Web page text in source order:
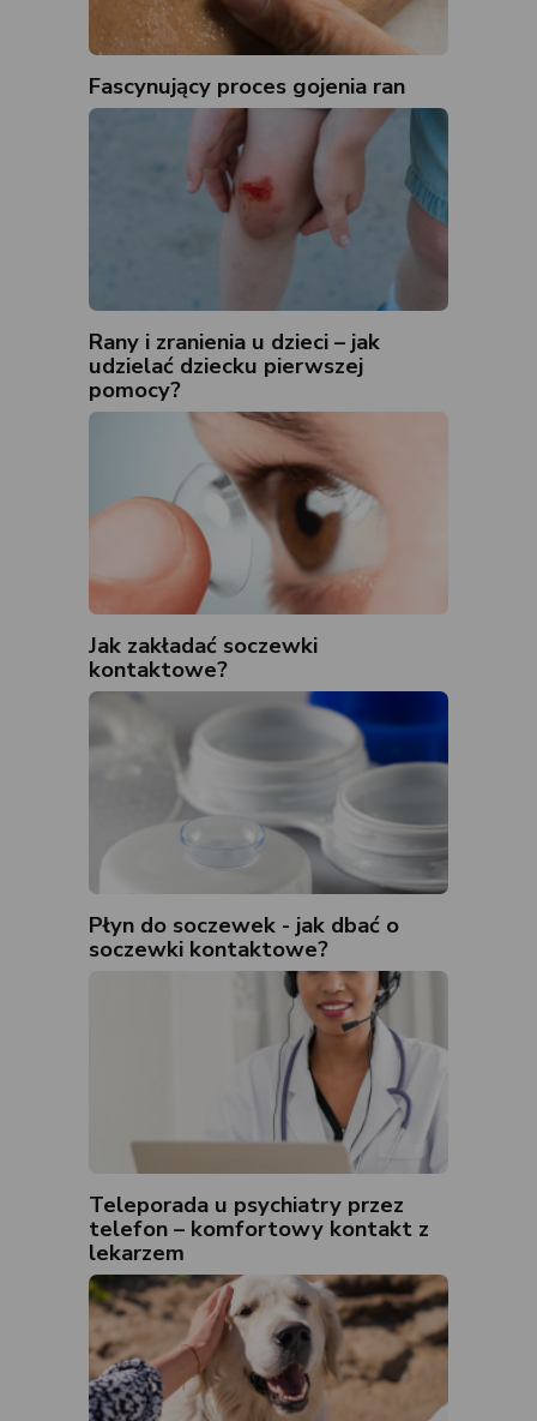
Fascynujący proces gojenia ran
Rany i zranienia u dzieci – jak
udzielać dziecku pierwszej
pomocy?
Jak zakładać soczewki
kontaktowe?
Płyn do soczewek - jak dbać o
soczewki kontaktowe?
Teleporada u psychiatry przez
telefon – komfortowy kontakt z
lekarzem